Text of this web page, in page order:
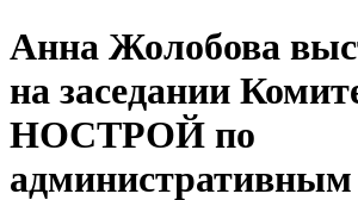
Анна Жолобова
на заседании
НОСТРОЙ по
административным